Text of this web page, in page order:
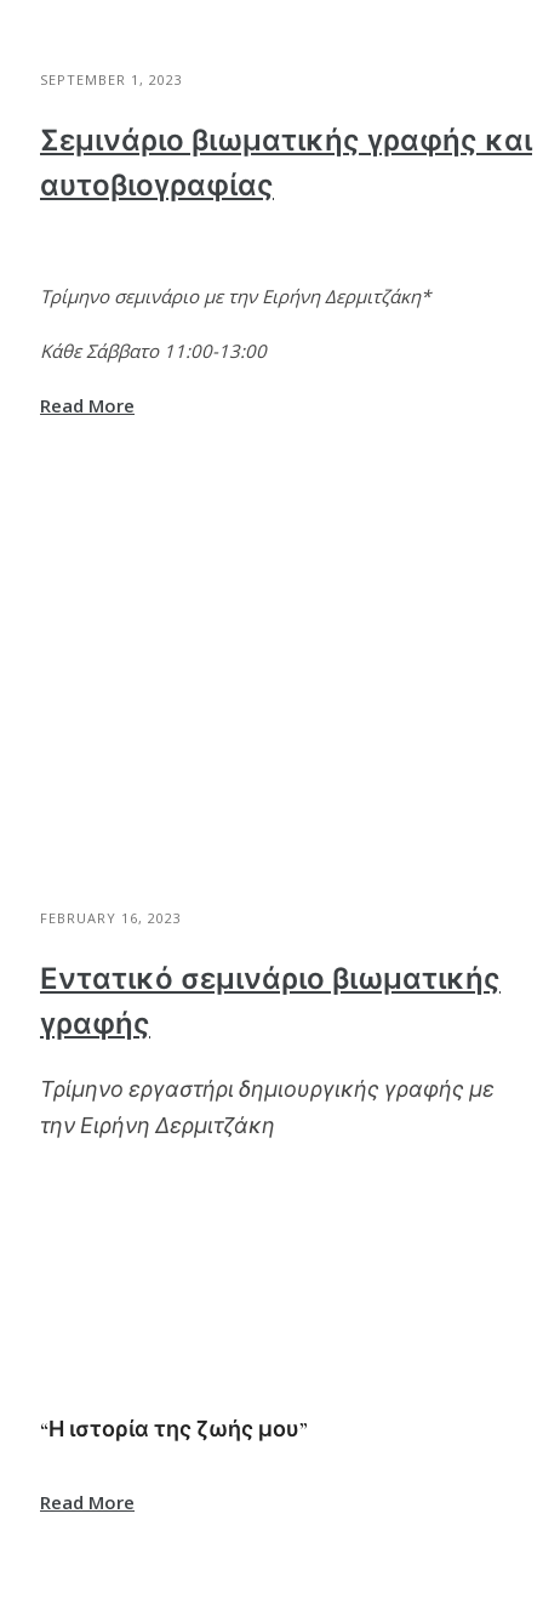
SEPTEMBER 1, 2023
Σεμινάριο βιωματικής γραφής και
αυτοβιογραφίας
Τρίμηνο σεμινάριο με την Ειρήνη Δερμιτζάκη*
Κάθε Σάββατο 11:00-13:00
Read More
FEBRUARY 16, 2023
Εντατικό σεμινάριο βιωματικής
γραφής
Τρίμηνο εργαστήρι δημιουργικής γραφής με
την Ειρήνη Δερμιτζάκη
“Η ιστορία της ζωής μου”
Read More